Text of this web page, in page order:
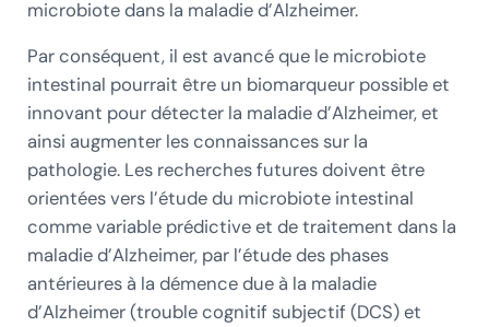
microbiote dans la maladie d’Alzheimer.
Par conséquent, il est avancé que le microbiote
intestinal pourrait être un biomarqueur possible et
innovant pour détecter la maladie d’Alzheimer, et
ainsi augmenter les connaissances sur la
pathologie. Les recherches futures doivent être
orientées vers l’étude du microbiote intestinal
comme variable prédictive et de traitement dans la
maladie d’Alzheimer, par l’étude des phases
antérieures à la démence due à la maladie
d’Alzheimer (trouble cognitif subjectif (DCS) et